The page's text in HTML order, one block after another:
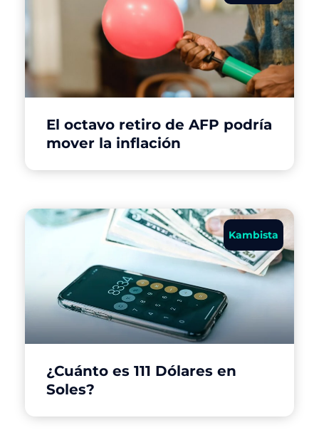
El octavo retiro de AFP podría
mover la inflación
Kambista
¿Cuánto es 111 Dólares en
Soles?